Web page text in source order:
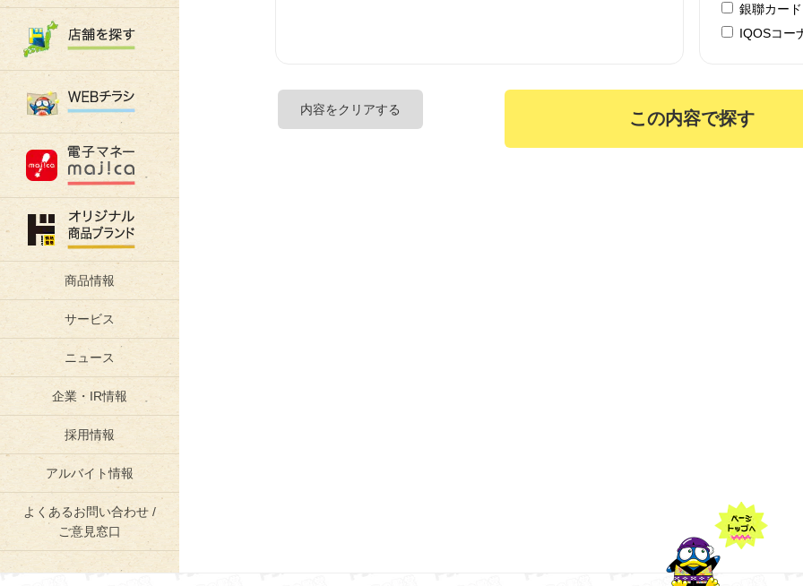
商品情報
サービス
ニュース
企業・IR情報
採用情報
アルバイト情報
よくあるお問い合わせ /
ご意見窓口
銀聯カード
IQOSコー